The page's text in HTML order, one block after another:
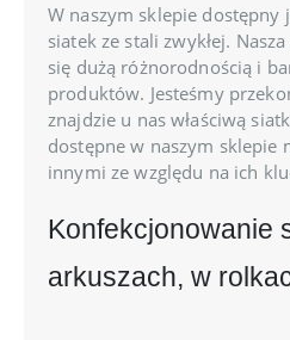
W naszym sklepie dostępny
siatek ze stali zwykłej.
się dużą różnorodnością i
produktów. Jesteśmy
znajdzie u nas właściwą
dostępne w naszym sklepie
innymi ze względu na ich
Konfekcjonowanie
arkuszach, w